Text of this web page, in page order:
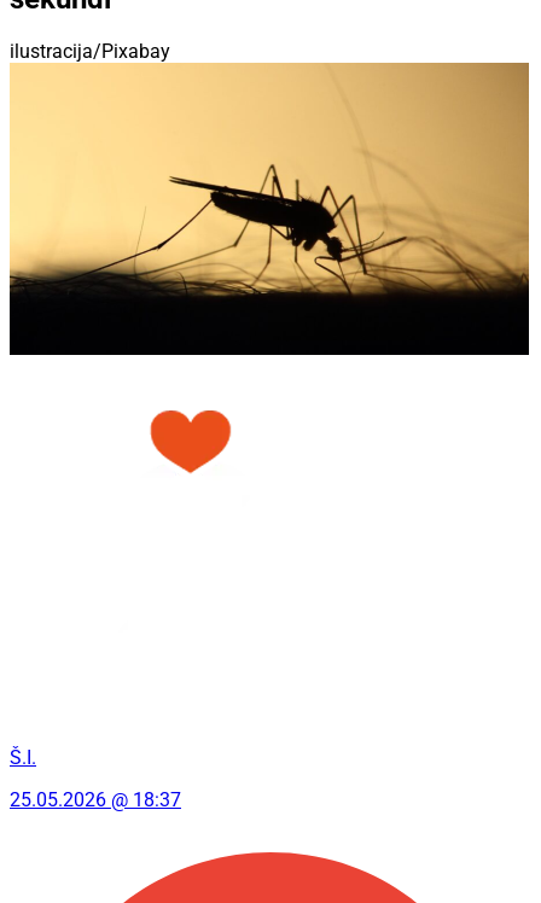
ilustracija/Pixabay
Š.I.
25.05.2026 @ 18:37